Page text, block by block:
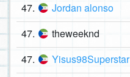
47. Jordan alonso
47. theweeknd
47. Yisus98Superstar